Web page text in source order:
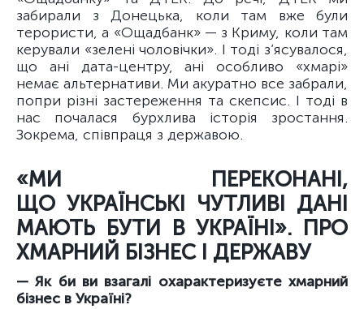
забирали з Донецька, коли там вже були
терористи, а «Ощадбанк» — з Криму, коли там
керували «зелені чоловічки». І тоді з’ясувалося,
що ані дата-центру, ані особливо «хмарі»
немає альтернативи. Ми акуратно все забрали,
попри різні застереження та скепсис. І тоді в
нас почалася бурхлива історія зростання.
Зокрема, співпраця з державою.
«МИ ПЕРЕКОНАНІ,
ЩО УКРАЇНСЬКІ ЧУТЛИВІ ДАНІ
МАЮТЬ БУТИ В УКРАЇНІ». ПРО
ХМАРНИЙ БІЗНЕС І ДЕРЖАВУ
— Як би ви взагалі охарактеризуєте хмарний
бізнес в Україні?